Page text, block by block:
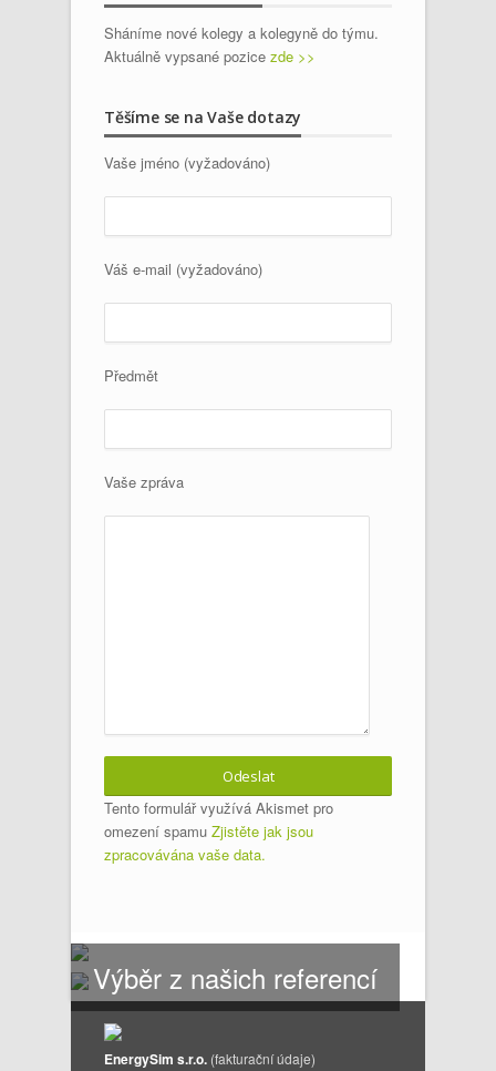
Sháníme nové kolegy a kolegyně do týmu.
Aktuálně vypsané pozice zde >>
Těšíme se na Vaše dotazy
Vaše jméno (vyžadováno)
Váš e-mail (vyžadováno)
Předmět
Vaše zpráva
Tento formulář využívá Akismet pro
omezení spamu Zjistěte jak jsou
zpracovávána vaše data.
Výběr z našich referencí
EnergySim s.r.o. (fakturační údaje)